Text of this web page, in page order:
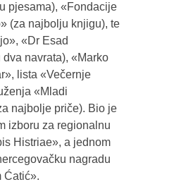
pjesama), «Fondacije
(za najbolju knjigu), te
«Dr Esad
navrata), «Marko
lista «Večernje
«Mladi
najbolje priče). Bio je
izboru za regionalnu
Histriae», a jednom
nagradu
Ćatić».